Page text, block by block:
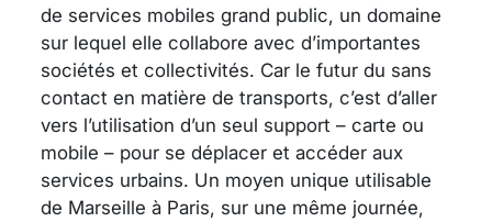
de services mobiles grand public, un domaine
sur lequel elle collabore avec d’importantes
sociétés et collectivités. Car le futur du sans
contact en matière de transports, c’est d’aller
vers l’utilisation d’un seul support – carte ou
mobile – pour se déplacer et accéder aux
services urbains. Un moyen unique utilisable
de Marseille à Paris, sur une même journée,